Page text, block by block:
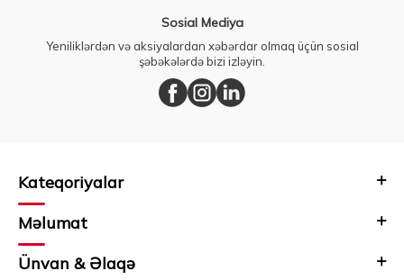
Sosial Mediya
Yeniliklərdən və aksiyalardan xəbərdar olmaq üçün sosial
şəbəkələrdə bizi izləyin.
Kateqoriyalar
Məlumat
Ünvan & Əlaqə